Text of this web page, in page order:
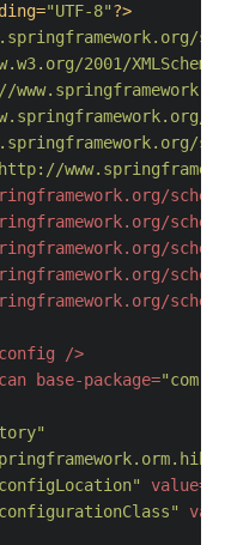
"UTF-8"?>
2001/
/>
base-package=
value=